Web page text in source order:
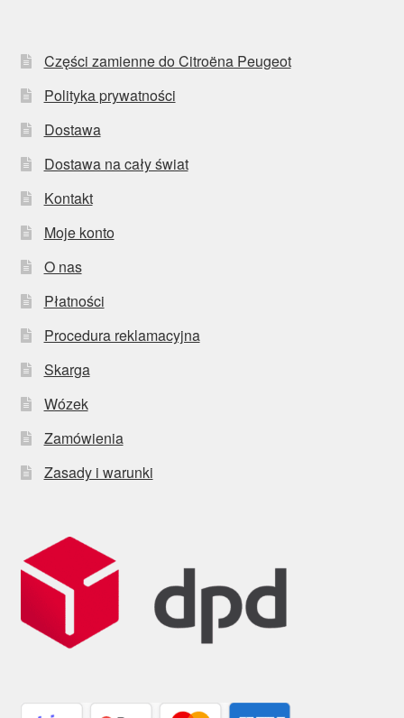
Części zamienne do Citroëna Peugeot
Polityka prywatności
Dostawa
Dostawa na cały świat
Kontakt
Moje konto
O nas
Płatności
Procedura reklamacyjna
Skarga
Wózek
Zamówienia
Zasady i warunki